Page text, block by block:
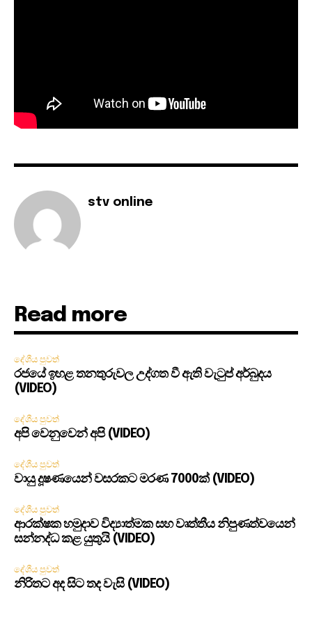
stv online
Read more
දේශීය පුවත්
රජයේ ඉහළ තනතුරුවල උද්ගත වී ඇති වැටුප් අර්බුදය
(VIDEO)
දේශීය පුවත්
අපි වෙනුවෙන් අපි (VIDEO)
දේශීය පුවත්
වායු දූෂණයෙන් වසරකට මරණ 7000ක් (VIDEO)
දේශීය පුවත්
ආරක්ෂක හමුදාව විද්‍යාත්මක සහ වෘත්තීය නිපුණත්වයෙන්
සන්නද්ධ කළ යුතුයි (VIDEO)
දේශීය පුවත්
නිරිතට අද සිට තද වැසි (VIDEO)